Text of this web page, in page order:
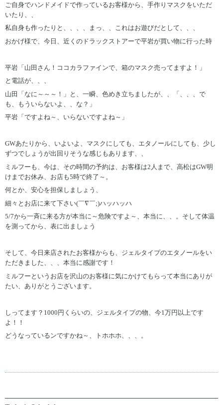
ご自身でハンドメイドで作っているお客様から、手作りマスクをいただ
いたり、、
私自身も作ったりと、、、、まっ、、これはお遊びだとして、、、
おかげ様で、今日、近くのドラックストアーで平岩が買い物に行った時
平岩「山田さん！ココカラファインで、箱のマスク売ってますよ！」
と電話が、、、
山田「なに～～～！」と、一瞬、色めき立ちましたが、、「、、、で
も、もういらないよ、、な？」
平岩「ですよね～、いらないですよね～」
GWあたりから、いよいよ、マスクにしても、エタノールにしても、少し
ずつでしょうが出回りそうな感じもあります、、
ミルフーも、今は、その時間の予約は、お客様は2人まで、高松はGW明
けまでお休み、お店も5時で終了～。
何とか、安心を担保しましょう、
細々とお店に来て下さい(￣∇￣;)ハッハッハ
5/7から一斉に来る方が本当に～危険ですよ～、本当に、、。そして体温
を測ってから、表に出ましょう
そして、今日来店されたお客様からも、ジェルタイプのエタノールをい
ただきました、、、本当に感謝です！
ミルフーというお店を沢山のお客様に気にかけてもらって本当にありが
たい、ありがとうございます。
しってます？1000円くらいの、ジェルタイプの物、今1万円以上です
よ！！
どうなっているンですかね～、トホホホ、、、。